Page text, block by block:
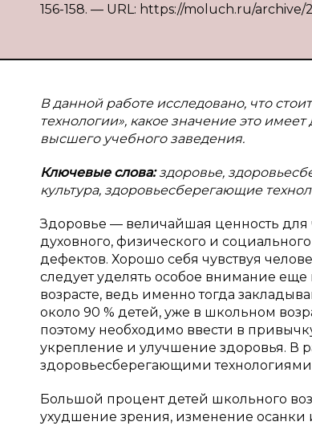
156-158. — URL: https://moluch.ru/archive/
В данной работе исследовано, что
технологии», какое значение это
высшего учебного заведения.
Ключевые слова:здоровье,
культура, здоровьесберегающие
Здоровье — величайшая ценность для
духовного, физического и
дефектов. Хорошо себя чувствуя
следует уделять особое внимание
возрасте, ведь именно тогда
около 90 % детей, уже в школьном
поэтому необходимо ввести в
укрепление и улучшение здоровья. В
здоровьесберегающими
Большой процент детей школьного
ухудшение зрения, изменение осанки